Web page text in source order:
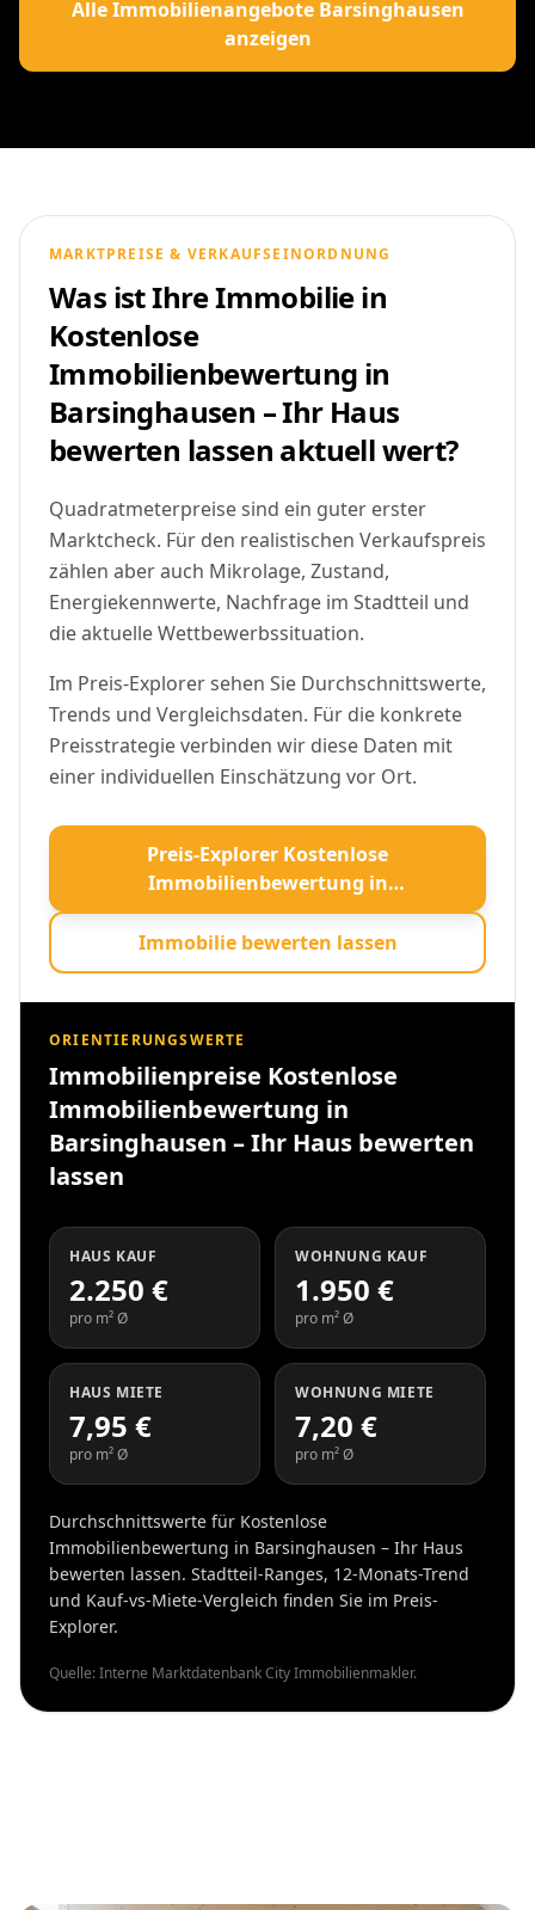
Alle Immobilienangebote Barsinghausen
anzeigen
MARKTPREISE & VERKAUFSEINORDNUNG
Was ist Ihre Immobilie in
Kostenlose
Immobilienbewertung in
Barsinghausen – Ihr Haus
bewerten lassen aktuell wert?
Quadratmeterpreise sind ein guter erster
Marktcheck. Für den realistischen Verkaufspreis
zählen aber auch Mikrolage, Zustand,
Energiekennwerte, Nachfrage im Stadtteil und
die aktuelle Wettbewerbssituation.
Im Preis-Explorer sehen Sie Durchschnittswerte,
Trends und Vergleichsdaten. Für die konkrete
Preisstrategie verbinden wir diese Daten mit
einer individuellen Einschätzung vor Ort.
Preis-Explorer Kostenlose
Immobilienbewertung in
Barsinghausen – Ihr Haus bewerten
lassen öffnen
Immobilie bewerten lassen
ORIENTIERUNGSWERTE
Immobilienpreise Kostenlose
Immobilienbewertung in
Barsinghausen – Ihr Haus bewerten
lassen
HAUS KAUF
2.250 €
pro m² Ø
WOHNUNG KAUF
1.950 €
pro m² Ø
HAUS MIETE
7,95 €
pro m² Ø
WOHNUNG MIETE
7,20 €
pro m² Ø
Durchschnittswerte für Kostenlose
Immobilienbewertung in Barsinghausen – Ihr Haus
bewerten lassen. Stadtteil-Ranges, 12-Monats-Trend
und Kauf-vs-Miete-Vergleich finden Sie im Preis-
Explorer.
Quelle: Interne Marktdatenbank City Immobilienmakler.